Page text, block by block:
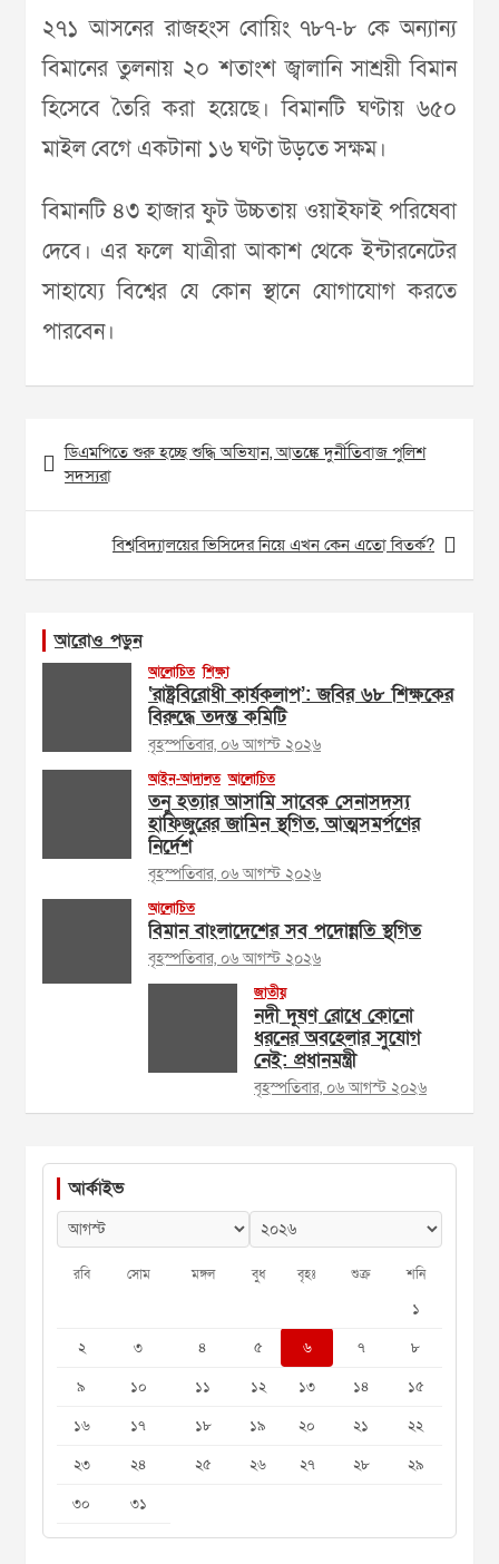
২৭১ আসনের রাজহংস বোয়িং ৭৮৭-৮ কে অন্যান্য
বিমানের তুলনায় ২০ শতাংশ জ্বালানি সাশ্রয়ী বিমান
হিসেবে তৈরি করা হয়েছে। বিমানটি ঘণ্টায় ৬৫০
মাইল বেগে একটানা ১৬ ঘণ্টা উড়তে সক্ষম।
বিমানটি ৪৩ হাজার ফুট উচ্চতায় ওয়াইফাই পরিষেবা
দেবে। এর ফলে যাত্রীরা আকাশ থেকে ইন্টারনেটের
সাহায্যে বিশ্বের যে কোন স্থানে যোগাযোগ করতে
পারবেন।
Post
navigation
ডিএমপিতে শুরু হচ্ছে শুদ্ধি অভিযান, আতঙ্কে দুর্নীতিবাজ পুলিশ
সদস্যরা
বিশ্ববিদ্যালয়ের ভিসিদের নিয়ে এখন কেন এতো বিতর্ক?
আরোও পড়ুন
আলোচিত শিক্ষা
‘রাষ্ট্রবিরোধী কার্যকলাপ’: জবির ৬৮ শিক্ষকের
বিরুদ্ধে তদন্ত কমিটি
বৃহস্পতিবার, ০৬ আগস্ট ২০২৬
আইন-আদালত আলোচিত
তনু হত্যার আসামি সাবেক সেনাসদস্য
হাফিজুরের জামিন স্থগিত, আত্মসমর্পণের
নির্দেশ
বৃহস্পতিবার, ০৬ আগস্ট ২০২৬
আলোচিত
বিমান বাংলাদেশের সব পদোন্নতি স্থগিত
বৃহস্পতিবার, ০৬ আগস্ট ২০২৬
জাতীয়
নদী দূষণ রোধে কোনো
ধরনের অবহেলার সুযোগ
নেই: প্রধানমন্ত্রী
বৃহস্পতিবার, ০৬ আগস্ট ২০২৬
আর্কাইভ
রবি সোম মঙ্গল বুধ বৃহঃ শুক্র শনি
১
২
৩ ৪ ৫ ৬ ৭
৮
৯
১০ ১১ ১২ ১৩ ১৪
১৫
১৬
১৭ ১৮ ১৯ ২০ ২১
২২
২৩
২৪ ২৫ ২৬ ২৭ ২৮
২৯
৩০
৩১